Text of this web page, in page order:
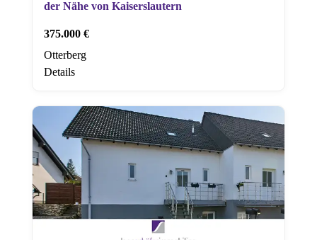
der Nähe von Kaiserslautern
375.000 €
Otterberg
Details